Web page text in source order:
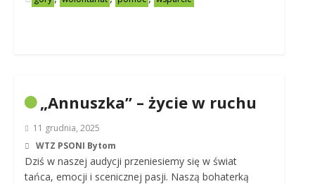
„Annuszka” – życie w ruchu
11 grudnia, 2025
WTZ PSONI Bytom
Dziś w naszej audycji przeniesiemy się w świat
tańca, emocji i scenicznej pasji. Naszą bohaterką